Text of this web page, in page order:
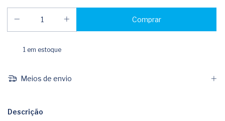
1 em estoque
Meios de envio
Descrição